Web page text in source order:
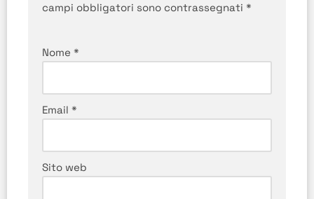
campi obbligatori sono contrassegnati *
Nome *
Email *
Sito web